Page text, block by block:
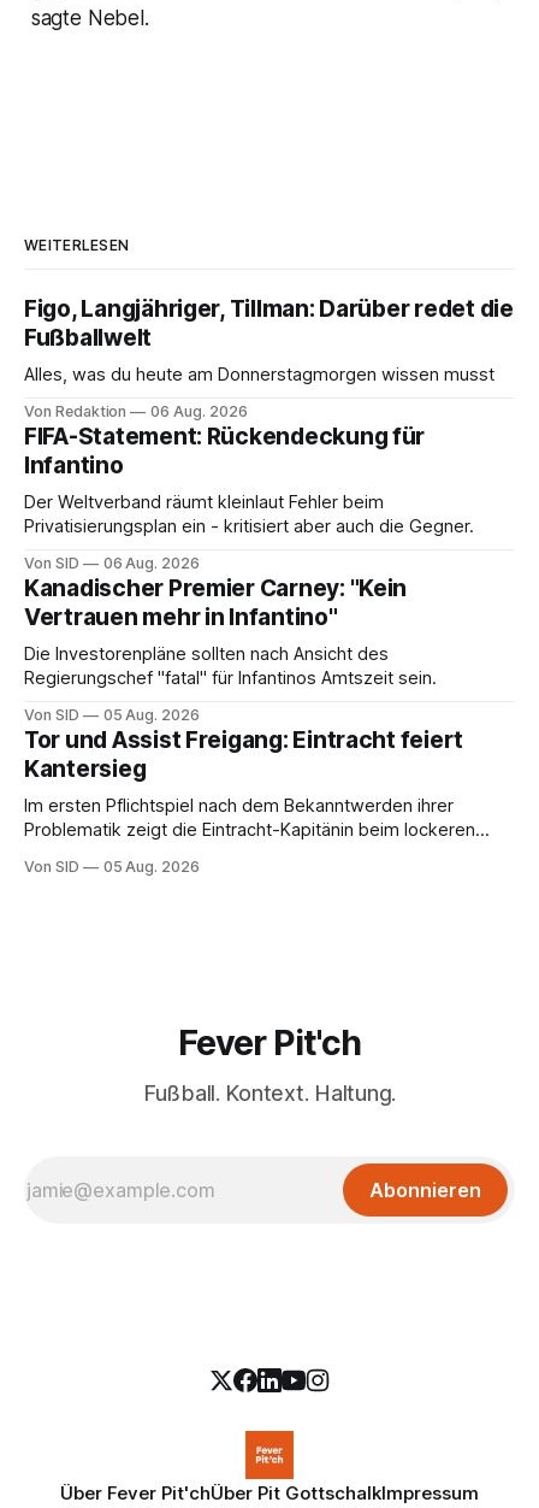
sagte Nebel.
WEITERLESEN
Figo, Langjähriger, Tillman: Darüber redet die
Fußballwelt
Alles, was du heute am Donnerstagmorgen wissen musst
Von Redaktion 06 Aug. 2026
FIFA-Statement: Rückendeckung für
Infantino
Der Weltverband räumt kleinlaut Fehler beim
Privatisierungsplan ein - kritisiert aber auch die Gegner.
Von SID 06 Aug. 2026
Kanadischer Premier Carney: "Kein
Vertrauen mehr in Infantino"
Die Investorenpläne sollten nach Ansicht des
Regierungschef "fatal" für Infantinos Amtszeit sein.
Von SID 05 Aug. 2026
Tor und Assist Freigang: Eintracht feiert
Kantersieg
Im ersten Pflichtspiel nach dem Bekanntwerden ihrer
Problematik zeigt die Eintracht-Kapitänin beim lockeren
Von SID 05 Aug. 2026
Fever Pit'ch
Fußball. Kontext. Haltung.
Abonnieren
Über Fever Pit'chÜber Pit GottschalkImpressum